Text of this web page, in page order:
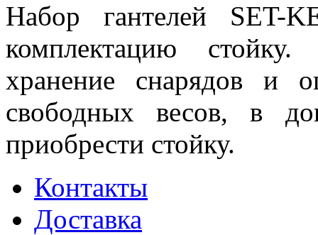
Набор гантелей SET-
комплектацию
хранение снарядов и
свободных весов, в
приобрести стойку.
Контакты
Доставка